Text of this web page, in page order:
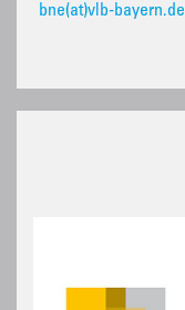
bne(at)vlb-bayern.de